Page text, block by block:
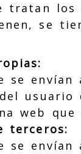
tratan los
se
se envían
usuario
web que
terceros:
se envían